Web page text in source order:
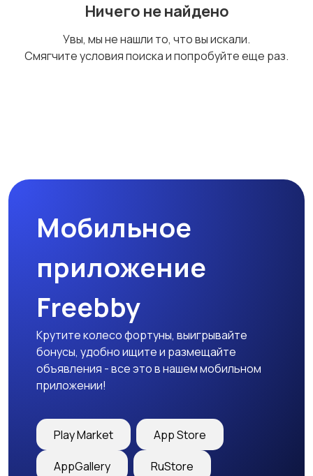
Ничего не найдено
Увы, мы не нашли то, что вы искали.
Смягчите условия поиска и попробуйте еще раз.
Мобильное
приложение
Freebby
Крутите колесо фортуны, выигрывайте
бонусы, удобно ищите и размещайте
объявления - все это в нашем мобильном
приложении!
Play Market App Store
AppGallery RuStore